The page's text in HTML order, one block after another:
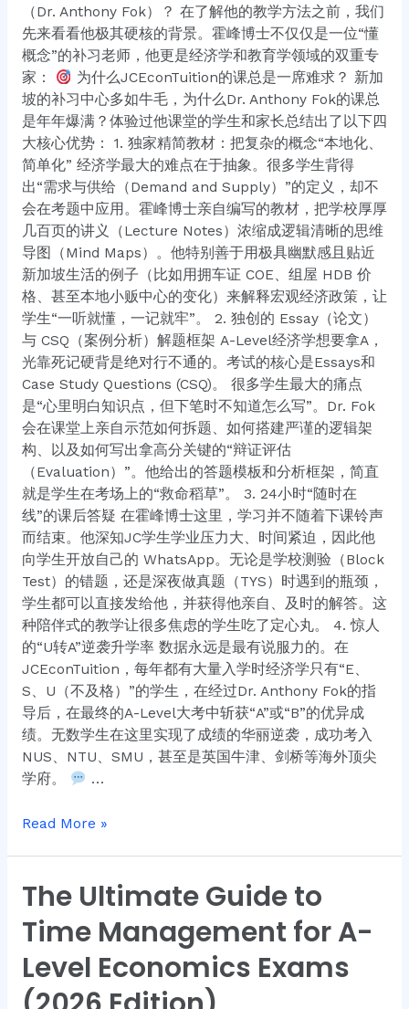
（Dr. Anthony Fok）？ 在了解他的教学方法之前，我们
先来看看他极其硬核的背景。霍峰博士不仅仅是一位“懂
概念”的补习老师，他更是经济学和教育学领域的双重专
家：
为什么JCEconTuition的课总是一席难求？ 新加
坡的补习中心多如牛毛，为什么Dr. Anthony Fok的课总
是年年爆满？体验过他课堂的学生和家长总结出了以下四
大核心优势： 1. 独家精简教材：把复杂的概念“本地化、
简单化” 经济学最大的难点在于抽象。很多学生背得
出“需求与供给（Demand and Supply）”的定义，却不
会在考题中应用。霍峰博士亲自编写的教材，把学校厚厚
几百页的讲义（Lecture Notes）浓缩成逻辑清晰的思维
导图（Mind Maps）。他特别善于用极具幽默感且贴近
新加坡生活的例子（比如用拥车证 COE、组屋 HDB 价
格、甚至本地小贩中心的变化）来解释宏观经济政策，让
学生“一听就懂，一记就牢”。 2. 独创的 Essay（论文）
与 CSQ（案例分析）解题框架 A-Level经济学想要拿A，
光靠死记硬背是绝对行不通的。考试的核心是Essays和
Case Study Questions (CSQ)。 很多学生最大的痛点
是“心里明白知识点，但下笔时不知道怎么写”。Dr. Fok
会在课堂上亲自示范如何拆题、如何搭建严谨的逻辑架
构、以及如何写出拿高分关键的“辩证评估
（Evaluation）”。他给出的答题模板和分析框架，简直
就是学生在考场上的“救命稻草”。 3. 24小时“随时在
线”的课后答疑 在霍峰博士这里，学习并不随着下课铃声
而结束。他深知JC学生学业压力大、时间紧迫，因此他
向学生开放自己的 WhatsApp。无论是学校测验（Block
Test）的错题，还是深夜做真题（TYS）时遇到的瓶颈，
学生都可以直接发给他，并获得他亲自、及时的解答。这
种陪伴式的教学让很多焦虑的学生吃了定心丸。 4. 惊人
的“U转A”逆袭升学率 数据永远是最有说服力的。在
JCEconTuition，每年都有大量入学时经济学只有“E、
S、U（不及格）”的学生，在经过Dr. Anthony Fok的指
导后，在最终的A-Level大考中斩获“A”或“B”的优异成
绩。无数学生在这里实现了成绩的华丽逆袭，成功考入
NUS、NTU、SMU，甚至是英国牛津、剑桥等海外顶尖
学府。
…
Read More »
The Ultimate Guide to
Time Management for A-
Level Economics Exams
The
Ultimate
Guide
to
Time
Management